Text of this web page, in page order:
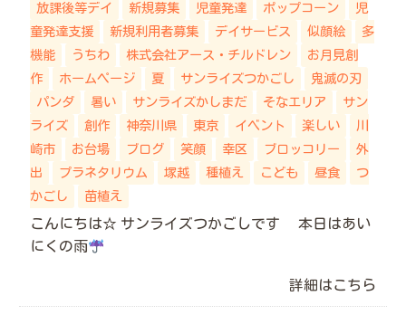
放課後等デイ
新規募集 児童発達 ポップコーン
児
童発達支援
新規利用者募集 デイサービス 似顔絵
多
機能
うちわ 株式会社アース・チルドレン
お月見創
作
ホームページ 夏 サンライズつかごし
鬼滅の刃
パンダ
暑い サンライズかしまだ そなエリア
サン
ライズ
創作 神奈川県 東京 イベント 楽しい
川
崎市
お台場 ブログ 笑顔 幸区 ブロッコリー
外
出
プラネタリウム 塚越 種植え こども 昼食
つ
かごし
苗植え
こんにちは☆ サンライズつかごしです 本日はあい
にくの雨
詳細はこちら